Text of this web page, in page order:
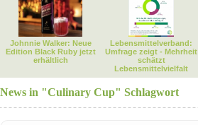
Johnnie Walker: Neue
Edition Black Ruby jetzt
erhältlich
Lebensmittelverband:
Umfrage zeigt - Mehrheit
schätzt
Lebensmittelvielfalt
News in "Culinary Cup" Schlagwort